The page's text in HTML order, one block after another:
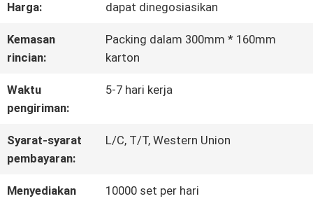
KONTROL
KUALITAS
HUBUNGI
KAMI
MINTA
Harga: dapat dinegosiasikan
Kemasan
rincian:
Packing dalam 300mm * 160mm
karton
Waktu
pengiriman:
5-7 hari kerja
Syarat-syarat
pembayaran:
L/C, T/T, Western Union
Menyediakan
10000 set per hari